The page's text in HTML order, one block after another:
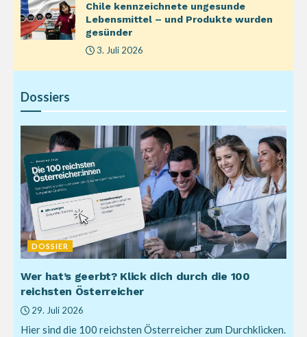
Chile kennzeichnete ungesunde
Lebensmittel – und Produkte wurden
gesünder
3. Juli 2026
Dossiers
DOSSIER
Wer hat’s geerbt? Klick dich durch die 100
reichsten Österreicher
29. Juli 2026
Hier sind die 100 reichsten Österreicher zum Durchklicken.